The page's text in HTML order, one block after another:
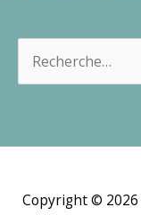
Copyright © 2026